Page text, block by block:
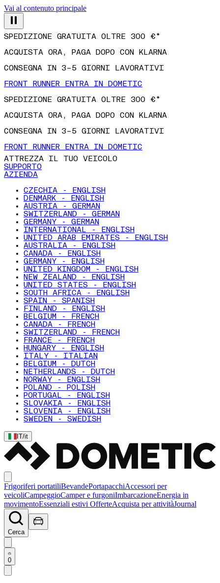
Vai al contenuto principale
ACQUISTA ORA, PAGA DOPO CON KLARNA
CONSEGNA IN 3–5 GIORNI LAVORATIVI
FRONT RUNNER ENTRA IN DOMETIC
SPEDIZIONE GRATUITA OLTRE 300 €*
ACQUISTA ORA, PAGA DOPO CON KLARNA
CONSEGNA IN 3–5 GIORNI LAVORATIVI
FRONT RUNNER ENTRA IN DOMETIC
ATTREZZA IL TUO VEICOLO
SUPPORTO
AZIENDA
CZECHIA - ENGLISH
DENMARK - ENGLISH
AUSTRIA - GERMAN
SWITZERLAND - GERMAN
GERMANY - GERMAN
INTERNATIONAL - ENGLISH
UNITED ARAB EMIRATES - ENGLISH
AUSTRALIA - ENGLISH
CANADA - ENGLISH
GERMANY - ENGLISH
UNITED KINGDOM - ENGLISH
NEW ZEALAND - ENGLISH
UNITED STATES - ENGLISH
SOUTH AFRICA - ENGLISH
SPAIN - SPANISH
FINLAND - ENGLISH
BELGIUM - FRENCH
CANADA - FRENCH
SWITZERLAND - FRENCH
FRANCE - FRENCH
HUNGARY - ENGLISH
ITALY - ITALIAN
BELGIUM - DUTCH
NETHERLANDS - DUTCH
NORWAY - ENGLISH
POLAND - POLISH
PORTUGAL - ENGLISH
SLOVAKIA - ENGLISH
SLOVENIA - ENGLISH
SWEDEN - SWEDISH
IT/it
Frigoriferi portatiliBevandePortapacchiAccessori per
veicoliCampeggioCamper e furgoniImbarcazioneEnergia in
movimentoEssenziali estivi OfferteAcquista per attivitàJournal
Cerca
0